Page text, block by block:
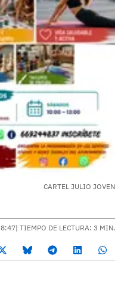
CARTEL JULIO JOVEN
8:47| TIEMPO DE LECTURA: 3 MIN.